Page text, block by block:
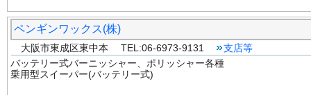
ペンギンワックス(株)
大阪市東成区東中本 TEL:06-6973-9131
支店等
バッテリー式バーニッシャー、ポリッシャー各種
乗用型スイーパー(バッテリー式)